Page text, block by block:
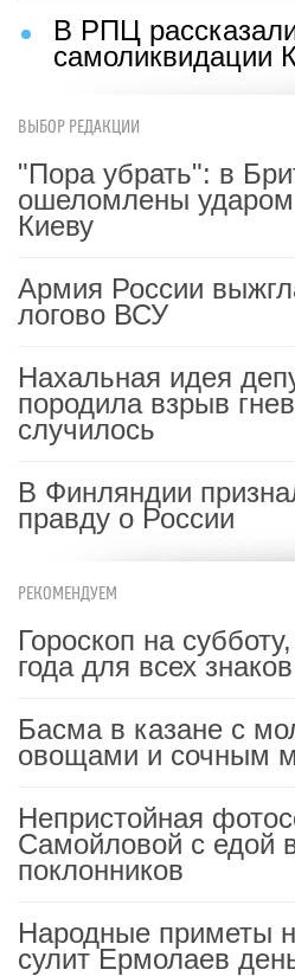
В РПЦ
самоликвидации
ВЫБОР РЕДАКЦИИ
"Пора убрать": в
ошеломлены
Киеву
Армия России
логово ВСУ
Нахальная идея
породила взрыв
случилось
В Финляндии
правду о России
РЕКОМЕНДУЕМ
Гороскоп на
года для всех
Басма в казане с
овощами и сочным
Непристойная
Самойловой с едой
поклонников
Народные приметы
сулит Ермолаев